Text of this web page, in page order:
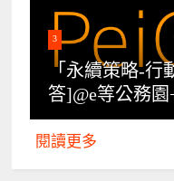
3
「永續策略-行
答]@e等公務
閱讀更多